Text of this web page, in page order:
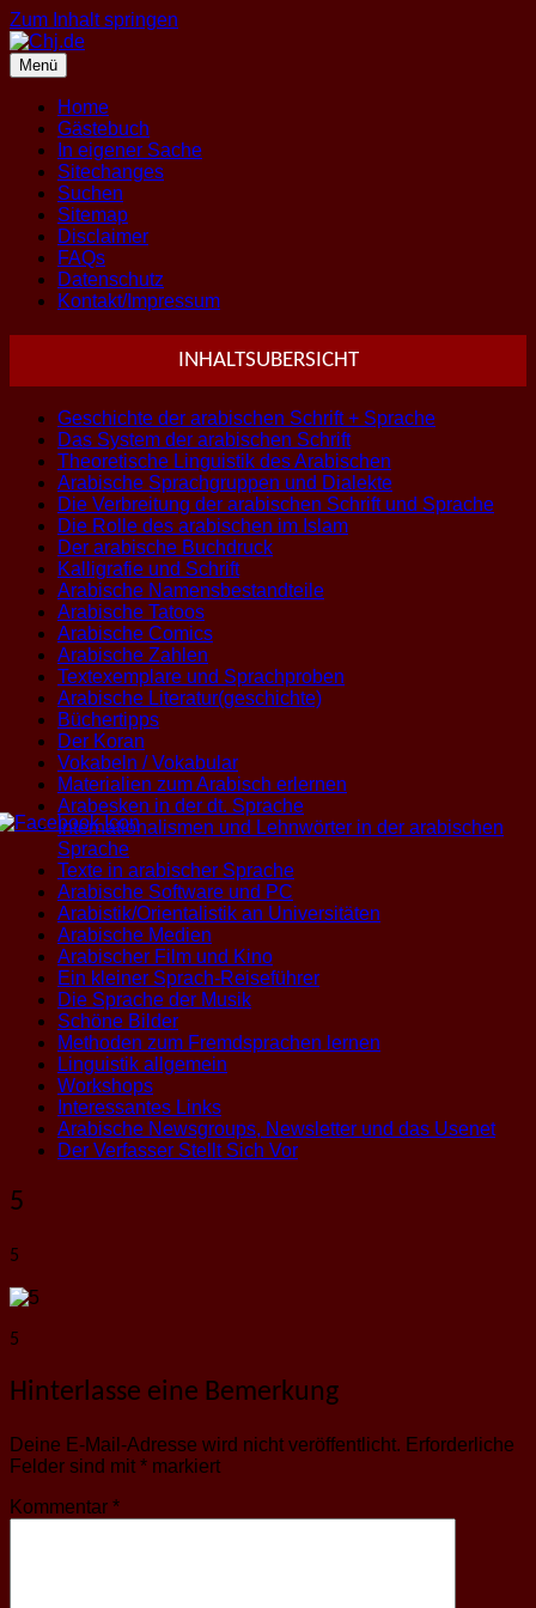
Zum Inhalt springen
Menü
Home
Gästebuch
In eigener Sache
Sitechanges
Suchen
Sitemap
Disclaimer
FAQs
Datenschutz
Kontakt/Impressum
INHALTSUBERSICHT
Geschichte der arabischen Schrift + Sprache
Das System der arabischen Schrift
Theoretische Linguistik des Arabischen
Arabische Sprachgruppen und Dialekte
Die Verbreitung der arabischen Schrift und Sprache
Die Rolle des arabischen im Islam
Der arabische Buchdruck
Kalligrafie und Schrift
Arabische Namensbestandteile
Arabische Tatoos
Arabische Comics
Arabische Zahlen
Textexemplare und Sprachproben
Arabische Literatur(geschichte)
Büchertipps
Der Koran
Vokabeln / Vokabular
Materialien zum Arabisch erlernen
Arabesken in der dt. Sprache
Internationalismen und Lehnwörter in der arabischen
Sprache
Texte in arabischer Sprache
Arabische Software und PC
Arabistik/Orientalistik an Universitäten
Arabische Medien
Arabischer Film und Kino
Ein kleiner Sprach-Reiseführer
Die Sprache der Musik
Schöne Bilder
Methoden zum Fremdsprachen lernen
Linguistik allgemein
Workshops
Interessantes Links
Arabische Newsgroups, Newsletter und das Usenet
Der Verfasser Stellt Sich Vor
5
5
5
Hinterlasse eine Bemerkung
Deine E-Mail-Adresse wird nicht veröffentlicht. Erforderliche
Felder sind mit * markiert
Kommentar *